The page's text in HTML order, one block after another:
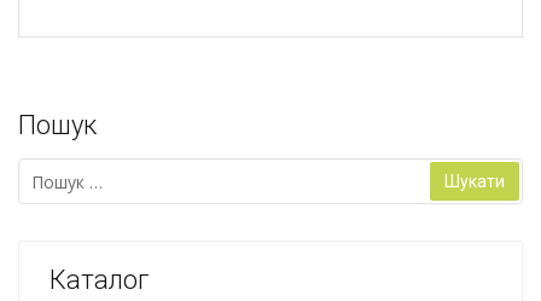
Пошук
Пошук:
Каталог